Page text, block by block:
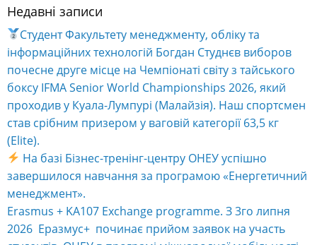
Alternative:
Недавні записи
Студент Факультету менеджменту, обліку та
інформаційних технологій Богдан Студнєв виборов
почесне друге місце на Чемпіонаті світу з тайського
боксу IFMA Senior World Championships 2026, який
проходив у Куала-Лумпурі (Малайзія). Наш спортсмен
став срібним призером у ваговій категорії 63,5 кг
(Elite).
На базі Бізнес-тренінг-центру ОНЕУ успішно
завершилося навчання за програмою «Енергетичний
менеджмент».
Erasmus + KA107 Exchange programme. З 3го липня
2026 Еразмус+ починає прийом заявок на участь